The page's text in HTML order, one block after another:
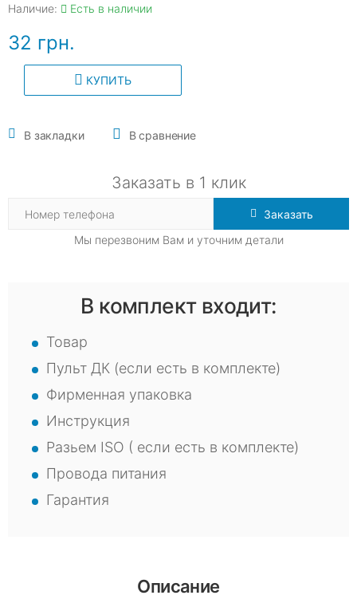
Наличие: Есть в наличии
32 грн.
КУПИТЬ
В закладки В сравнение
Заказать в 1 клик
Заказать
Мы перезвоним Вам и уточним детали
В комплект входит:
Товар
Пульт ДК (если есть в комплекте)
Фирменная упаковка
Инструкция
Разьем ISO ( если есть в комплекте)
Провода питания
Гарантия
Описание